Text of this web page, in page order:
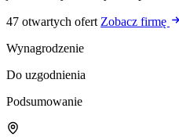
47 otwartych ofertZobacz firmę
Wynagrodzenie
Do uzgodnienia
Podsumowanie